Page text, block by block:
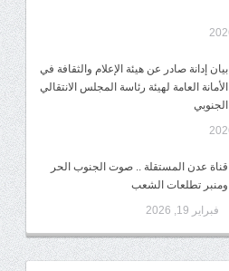
بيان إدانة صادر عن هيئة الإعلام والثقافة في
الأمانة العامة لهيئة رئاسة المجلس الانتقالي
الجنوبي
قناة عدن المستقلة .. صوت الجنوب الحر
ومنبر تطلعات الشعب
فبراير 19, 2026